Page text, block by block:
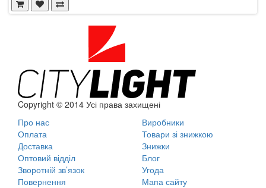
Copyright © 2014 Усі права захищені
Про нас
Оплата
Доставка
Оптовий відділ
Зворотній зв’язок
Повернення
Виробники
Товари зі знижкою
Знижки
Блог
Угода
Мапа сайту